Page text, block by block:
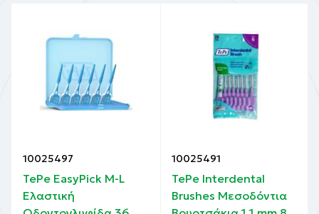
10025497
TePe EasyPick M-L
Ελαστική
10025491
TePe Interdental
Brushes Μεσοδόντια